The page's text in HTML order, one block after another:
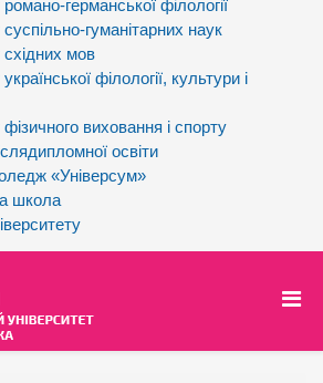
германської філології
гуманітарних наук
мов
філології, культури і
виховання і спорту
освіти
«Універсум»
школа